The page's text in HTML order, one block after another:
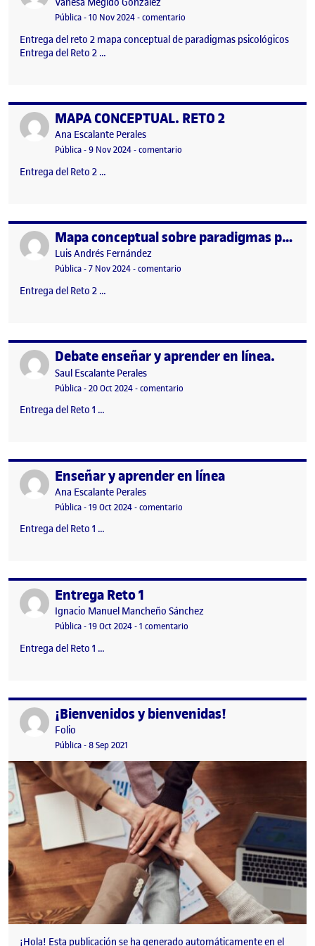
Visibilidad:
Pública-Fecha de publicación
10 Nov 2024-comentario
Entrega del reto 2 mapa conceptual de paradigmas psicológicos
Entrega del Reto 2 …
Publicado porMAPA CONCEPTUAL. RETO 2
Publicado por
Ana Escalante Perales
Visibilidad:
Pública-Fecha de publicación
9 Nov 2024-comentario
Entrega del Reto 2 …
Publicado por Mapa conceptual sobre paradigmas psicológicos
Publicado por
Luis Andrés Fernández
Visibilidad:
Pública-Fecha de publicación
7 Nov 2024-comentario
Entrega del Reto 2 …
Publicado porDebate enseñar y aprender en línea.
Publicado por
Saul Escalante Perales
Visibilidad:
Pública-Fecha de publicación
20 Oct 2024-comentario
Entrega del Reto 1 …
Publicado porEnseñar y aprender en línea
Publicado por
Ana Escalante Perales
Visibilidad:
Pública-Fecha de publicación
19 Oct 2024-comentario
Entrega del Reto 1 …
Publicado porEntrega Reto 1
Publicado por
Ignacio Manuel Mancheño Sánchez
Visibilidad:
Pública-Fecha de publicación
19 Oct 2024-1 comentario
Entrega del Reto 1 …
Publicado por¡Bienvenidos y bienvenidas!
Publicado por
Folio
Visibilidad:
Pública-Fecha de publicación
8 Sep 2021
¡Hola! Esta publicación se ha generado automáticamente en el